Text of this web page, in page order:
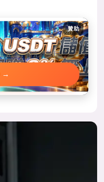
贊助
五倍，領完就能玩。
→